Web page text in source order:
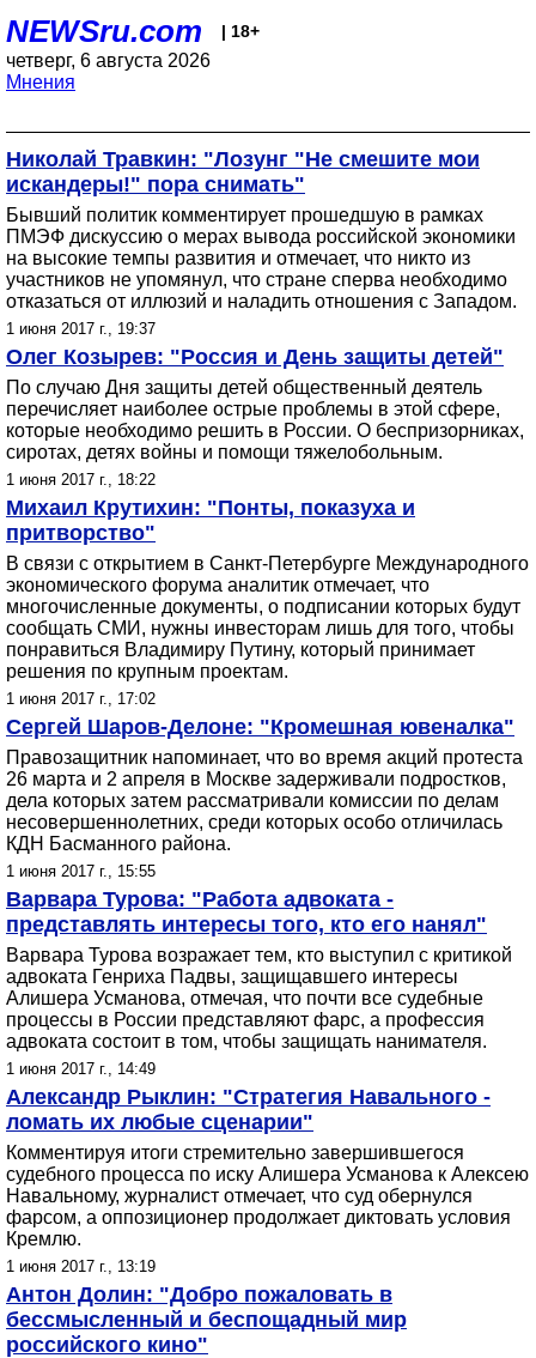
NEWSru.com | 18+
четверг, 6 августа 2026
Мнения
Николай Травкин: "Лозунг "Не смешите мои
искандеры!" пора снимать"
Бывший политик комментирует прошедшую в рамках
ПМЭФ дискуссию о мерах вывода российской экономики
на высокие темпы развития и отмечает, что никто из
участников не упомянул, что стране сперва необходимо
отказаться от иллюзий и наладить отношения с Западом.
1 июня 2017 г., 19:37
Олег Козырев: "Россия и День защиты детей"
По случаю Дня защиты детей общественный деятель
перечисляет наиболее острые проблемы в этой сфере,
которые необходимо решить в России. О беспризорниках,
сиротах, детях войны и помощи тяжелобольным.
1 июня 2017 г., 18:22
Михаил Крутихин: "Понты, показуха и
притворство"
В связи с открытием в Санкт-Петербурге Международного
экономического форума аналитик отмечает, что
многочисленные документы, о подписании которых будут
сообщать СМИ, нужны инвесторам лишь для того, чтобы
понравиться Владимиру Путину, который принимает
решения по крупным проектам.
1 июня 2017 г., 17:02
Сергей Шаров-Делоне: "Кромешная ювеналка"
Правозащитник напоминает, что во время акций протеста
26 марта и 2 апреля в Москве задерживали подростков,
дела которых затем рассматривали комиссии по делам
несовершеннолетних, среди которых особо отличилась
КДН Басманного района.
1 июня 2017 г., 15:55
Варвара Турова: "Работа адвоката -
представлять интересы того, кто его нанял"
Варвара Турова возражает тем, кто выступил с критикой
адвоката Генриха Падвы, защищавшего интересы
Алишера Усманова, отмечая, что почти все судебные
процессы в России представляют фарс, а профессия
адвоката состоит в том, чтобы защищать нанимателя.
1 июня 2017 г., 14:49
Александр Рыклин: "Стратегия Навального -
ломать их любые сценарии"
Комментируя итоги стремительно завершившегося
судебного процесса по иску Алишера Усманова к Алексею
Навальному, журналист отмечает, что суд обернулся
фарсом, а оппозиционер продолжает диктовать условия
Кремлю.
1 июня 2017 г., 13:19
Антон Долин: "Добро пожаловать в
бессмысленный и беспощадный мир
российского кино"